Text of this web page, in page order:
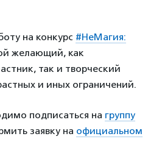
на конкурс #НеМагия:
желающий, как
так и творческий
и иных ограничений.
подписаться на группу
заявку на официальном